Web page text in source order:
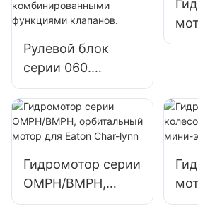
Рулевой блок
серии 060.
Интегральный
полностью
гидравлический
рулевой блок со
всеми
комбинированны
ми функциями
Гидромотор серии
OMPH/BMPH,
орбитальный